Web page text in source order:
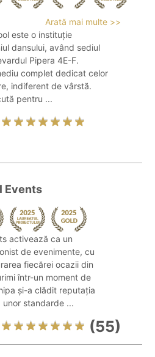
Arată mai multe >>
este o instituție
dansului, având sediul
Pipera 4E-F.
complet dedicat celor
indiferent de vârstă.
pentru ...
Events
activează ca un
de evenimente, cu
fiecărei ocazii din
într-un moment de
și-a clădit reputația
unor standarde ...
(55)